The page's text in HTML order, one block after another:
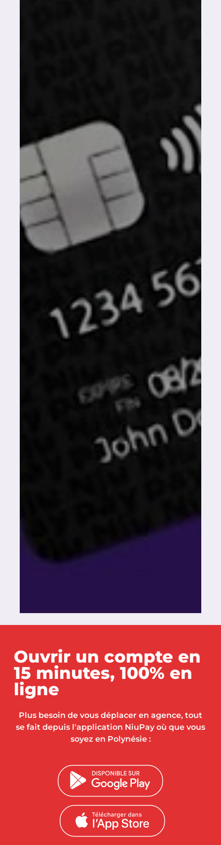
Ouvrir un compte en
15 minutes, 100% en
ligne
Plus besoin de vous déplacer en agence, tout
se fait depuis l'application NiuPay où que vous
soyez en Polynésie :